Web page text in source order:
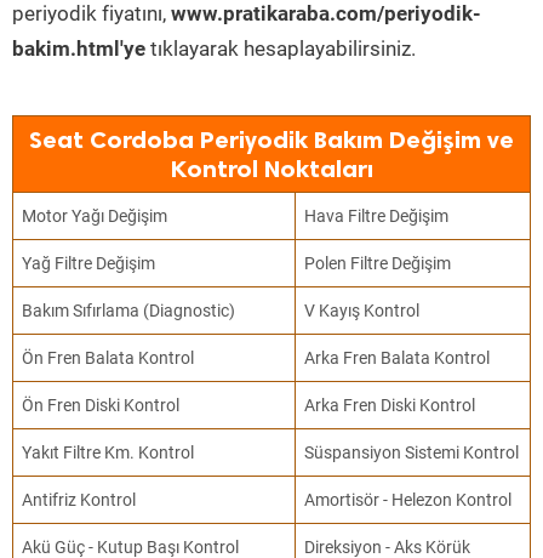
periyodik fiyatını, www.pratikaraba.com/periyodik-
bakim.html'ye tıklayarak hesaplayabilirsiniz.
Seat Cordoba Periyodik Bakım Değişim ve
Kontrol Noktaları
Motor Yağı Değişim Hava Filtre Değişim
Yağ Filtre Değişim Polen Filtre Değişim
Bakım Sıfırlama (Diagnostic) V Kayış Kontrol
Ön Fren Balata Kontrol Arka Fren Balata Kontrol
Ön Fren Diski Kontrol Arka Fren Diski Kontrol
Yakıt Filtre Km. Kontrol Süspansiyon Sistemi Kontrol
Antifriz Kontrol Amortisör - Helezon Kontrol
Akü Güç - Kutup Başı Kontrol
Direksiyon - Aks Körük